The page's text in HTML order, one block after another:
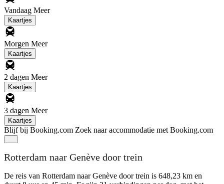
Vandaag Meer
Kaartjes
Morgen Meer
Kaartjes
2 dagen Meer
Kaartjes
3 dagen Meer
Kaartjes
Blijf bij Booking.com Zoek naar accommodatie met Booking.com
Rotterdam naar Genève door trein
De reis van Rotterdam naar Genève door trein is 648,23 km en